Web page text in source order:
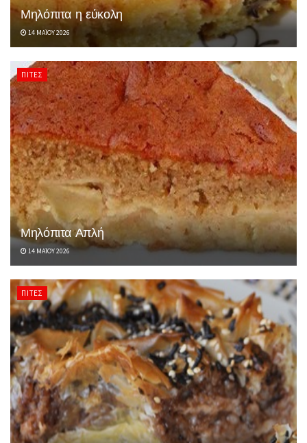
Μηλόπιτα η εύκολη
14 ΜΑΪ́ΟΥ 2026
ΠΊΤΕΣ
Μηλόπιτα Απλή
14 ΜΑΪ́ΟΥ 2026
ΠΊΤΕΣ